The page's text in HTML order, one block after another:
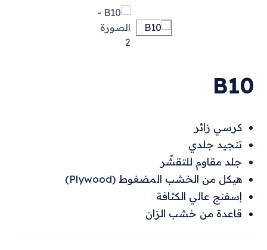
B10
كرسي زائر
تنجيد جلدي
جلد مقاوم للتقشّر
هيكل من الخشب المضغوط (Plywood)
إسفنج عالي الكثافة
قاعدة من خشب الزان